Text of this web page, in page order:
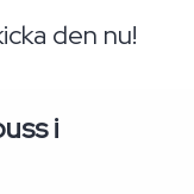
den nu!
i